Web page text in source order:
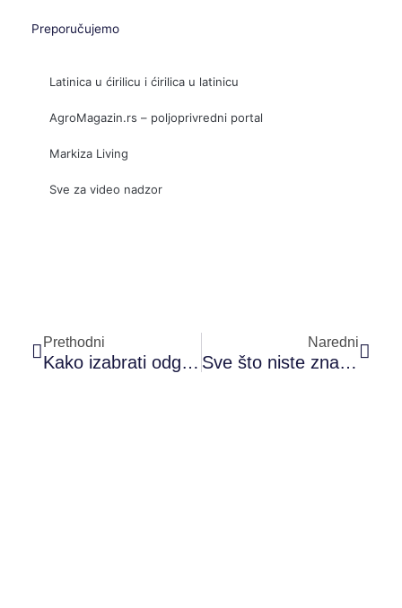
Preporučujemo
Latinica u ćirilicu i ćirilica u latinicu
AgroMagazin.rs – poljoprivredni portal
Markiza Living
Sve za video nadzor
Prethodni
Kako izabrati odgovarajući kupaći kostim?
Naredni
Sve što niste znali o zubnim implantima